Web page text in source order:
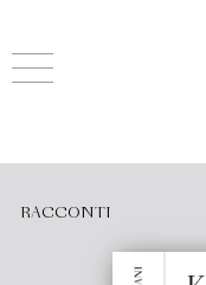
RACCONTI